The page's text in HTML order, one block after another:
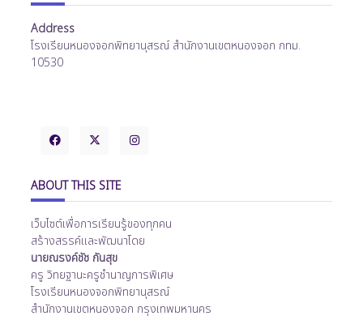
Address
โรงเรียนหนองจอกพิทยานุสรณ์ สำนักงานเขตหนองจอก กทม.
10530
ABOUT THIS SITE
เว็บไซต์เพื่อการเรียนรู้ของทุกคน
สร้างสรรค์และพัฒนาโดย
นายณรงค์ชัช กันสุข
ครู วิทยฐานะครูชำนาญการพิเศษ
โรงเรียนหนองจอกพิทยานุสรณ์
สำนักงานเขตหนองจอก กรุงเทพมหานคร